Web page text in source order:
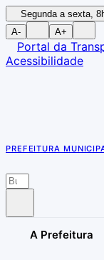
Segunda a sexta,
A- A+
Portal da
Acessibilidade
PREFEITURA
A Prefeitura